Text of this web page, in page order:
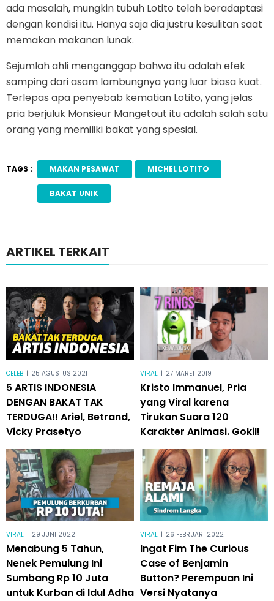
ada masalah, mungkin tubuh Lotito telah beradaptasi
dengan kondisi itu. Hanya saja dia justru kesulitan saat
memakan makanan lunak.
Sejumlah ahli menganggap bahwa itu adalah efek
samping dari asam lambungnya yang luar biasa kuat.
Terlepas apa penyebab kematian Lotito, yang jelas
pria berjuluk Monsieur Mangetout itu adalah salah satu
orang yang memiliki bakat yang spesial.
TAGS : MAKAN PESAWAT MICHEL LOTITO
BAKAT UNIK
ARTIKEL TERKAIT
CELEB | 25 AGUSTUS 2021
5 ARTIS INDONESIA
DENGAN BAKAT TAK
TERDUGA!! Ariel, Betrand,
Vicky Prasetyo
VIRAL | 27 MARET 2019
Kristo Immanuel, Pria
yang Viral karena
Tirukan Suara 120
Karakter Animasi. Gokil!
VIRAL | 29 JUNI 2022
Menabung 5 Tahun,
Nenek Pemulung Ini
Sumbang Rp 10 Juta
untuk Kurban di Idul Adha
VIRAL | 26 FEBRUARI 2022
Ingat Fim The Curious
Case of Benjamin
Button? Perempuan Ini
Versi Nyatanya